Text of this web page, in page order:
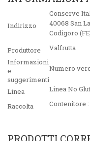
Indirizzo
Conserve
40068 San
Codigoro
Produttore
Valfrutta
Informazioni
e
suggerimenti
Numero
Linea
Linea No
Raccolta
Contenitore